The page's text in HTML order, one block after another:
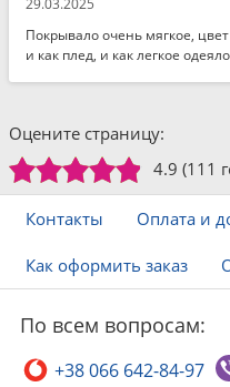
29.03.2025
Покрывало очень мягкое,
и как плед, и как легкое
Оцените страницу:
4.9 (111
Контакты Оплата и
Как оформить заказ
По всем вопросам:
+38 066 642-84-97